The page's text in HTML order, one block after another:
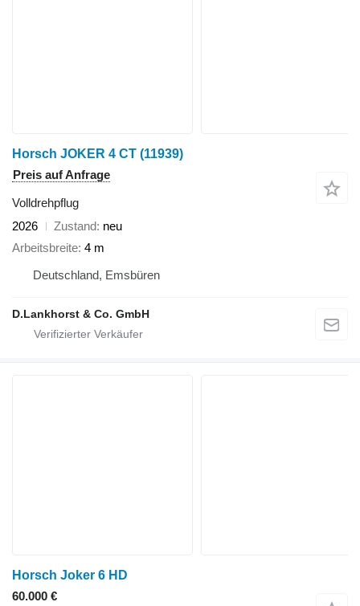
Horsch JOKER 4 CT (11939)
Preis auf Anfrage
Volldrehpflug
2026
Zustand neu
Arbeitsbreite 4 m
Deutschland, Emsbüren
D.Lankhorst & Co. GmbH
Horsch Joker 6 HD
60.000 €